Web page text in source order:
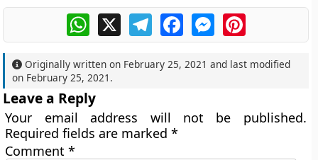
WhatsApp
X TelegramFacebookMessengerPinterest
Originally written on February 25, 2021 and last modified
on February 25, 2021 .
Leave a Reply
Your email address will not be published.
Required fields are marked*
Comment*